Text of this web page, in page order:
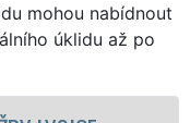
mohou nabídnout
úklidu až po